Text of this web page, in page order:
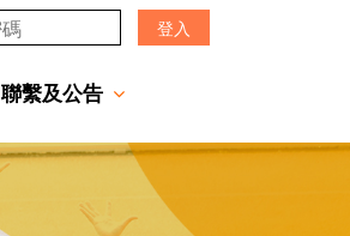
登入
聯繫及公告